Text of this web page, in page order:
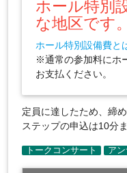
ホール特別
な地区です。
ホール特別設備費と
※通常の参加料にホ
お支払ください。
定員に達したため、締
ステップの申込は10分